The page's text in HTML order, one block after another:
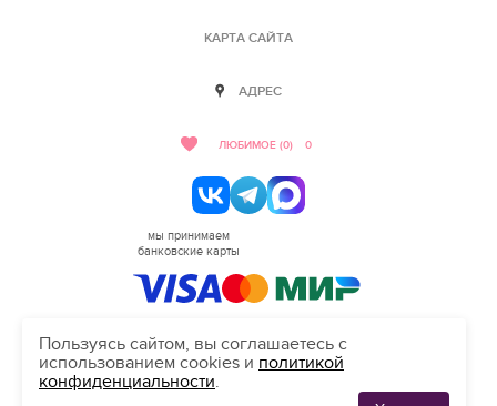
КАРТА САЙТА
АДРЕС
ЛЮБИМОЕ (0) 0
мы принимаем
банковские карты
HELLO@SALON-LOVE.RU
Пользуясь сайтом, вы соглашаетесь с
использованием cookies и политикой
конфиденциальности.